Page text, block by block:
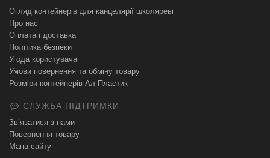
Огляд контейнерів для канцелярії школяреві
Про нас
Оплата і доставка
Політика безпеки
Угода користувача
Умови повернення та обміну товару
Розміри контейнерів Ал-Пластик
СЛУЖБА ПІДТРИМКИ
Зв’язатися з нами
Повернення товару
Мапа сайту